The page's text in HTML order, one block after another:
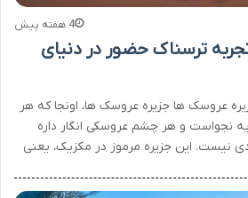
4 هفته پیش
ترسناک حضور در دنیای
عروسک ها جزیره عروسک ها، اونجا که هر
نجواست و هر چشم عروسکی انگار داره
نیست. این جزیره مرموز در مکزیک، یعنی